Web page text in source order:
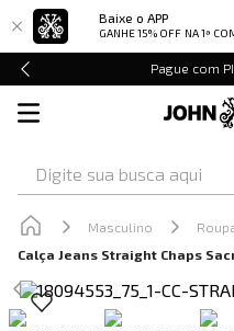
Baixe o APP
GANHE 15% OFF NA 1ª
Pague com
Masculino